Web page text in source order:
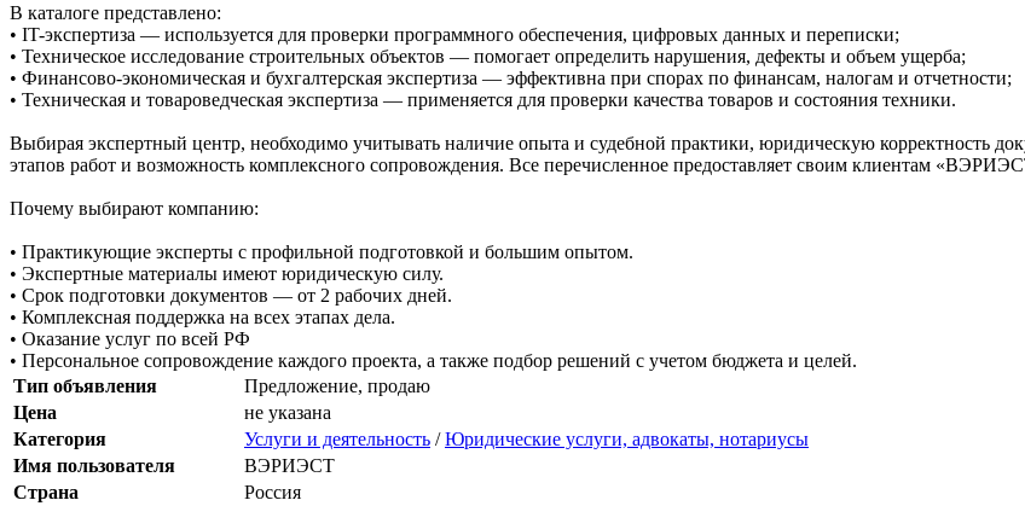
В каталоге представлено:
• IT-экспертиза — используется для проверки программного обеспечения, цифровых данных и переписки;
• Техническое исследование строительных объектов — помогает определить нарушения, дефекты и объем ущерба;
• Финансово-экономическая и бухгалтерская экспертиза — эффективна при спорах по финансам, налогам и отчетности;
• Техническая и товароведческая экспертиза — применяется для проверки качества товаров и состояния техники.
Выбирая экспертный центр, необходимо учитывать наличие опыта и судебной практики, юридическую корректность
этапов работ и возможность комплексного сопровождения. Все перечисленное предоставляет своим клиентам
Почему выбирают компанию:
• Практикующие эксперты с профильной подготовкой и большим опытом.
• Экспертные материалы имеют юридическую силу.
• Срок подготовки документов — от 2 рабочих дней.
• Комплексная поддержка на всех этапах дела.
• Оказание услуг по всей РФ
• Персональное сопровождение каждого проекта, а также подбор решений с учетом бюджета и целей.
Тип объявления
Предложение, продаю
Цена
не указана
Категория
Услуги и деятельность /Юридические услуги, адвокаты, нотариусы
Имя пользователя
ВЭРИЭСТ
Страна
Россия